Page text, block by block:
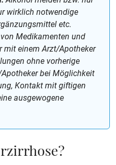
wirklich notwendige
etc.
Medikamenten und
mit einem Arzt/Apotheker
ohne vorherige
bei Möglichkeit
Kontakt mit giftigen
ausgewogene